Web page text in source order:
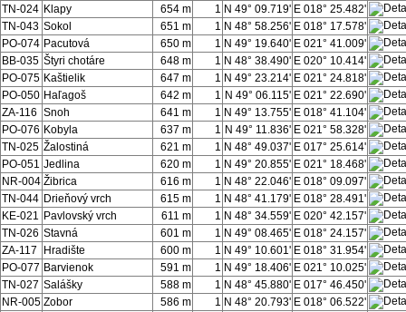
TN-024 Klapy 654 m 1 N 49° 09.719' E 018° 25.482'
TN-043 Sokol 651 m 1 N 48° 58.256' E 018° 17.578'
PO-074 Pacutová 650 m 1 N 49° 19.640' E 021° 41.009'
BB-035 Štyri chotáre 648 m 1 N 48° 38.490' E 020° 10.414'
PO-075 Kaštielik 647 m 1 N 49° 23.214' E 021° 24.818'
PO-050 Haľagoš 642 m 1 N 49° 06.115' E 021° 22.690'
ZA-116 Snoh 641 m 1 N 49° 13.755' E 018° 41.104'
PO-076 Kobyla 637 m 1 N 49° 11.836' E 021° 58.328'
TN-025 Žalostiná 621 m 1 N 48° 49.037' E 017° 25.614'
PO-051 Jedlina 620 m 1 N 49° 20.855' E 021° 18.468'
NR-004 Žibrica 616 m 1 N 48° 22.046' E 018° 09.097'
TN-044 Drieňový vrch 615 m 1 N 48° 41.179' E 018° 28.491'
KE-021 Pavlovský vrch 611 m 1 N 48° 34.559' E 020° 42.157'
TN-026 Stavná 601 m 1 N 49° 08.465' E 018° 24.157'
ZA-117
Hradište 600 m 1 N 49° 10.601' E 018° 31.954'
PO-077 Barvienok 591 m 1 N 49° 18.406' E 021° 10.025'
TN-027 Salášky 588 m 1 N 48° 45.880' E 017° 46.450'
NR-005 Zobor 586 m 1 N 48° 20.793' E 018° 06.522'